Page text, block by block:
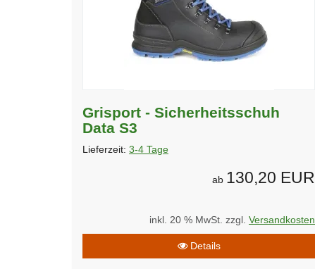
Grisport - Sicherheitsschuh
Data S3
Lieferzeit: 3-4 Tage
ab 130,20 EUR
inkl. 20 % MwSt. zzgl. Versandkosten
Details